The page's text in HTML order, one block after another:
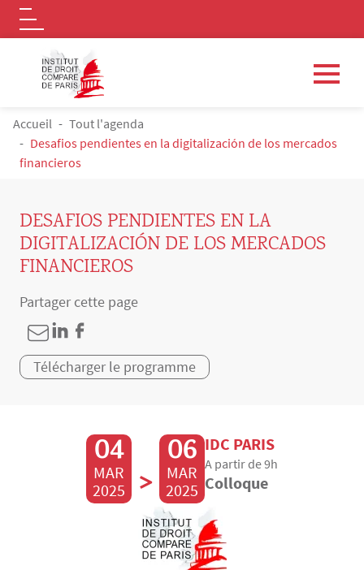
Aller au contenu principal
Logo
FIL D'ARIANE
Accueil
Tout l'agenda
Desafios pendientes en la digitalización de los mercados
financieros
DESAFIOS PENDIENTES EN LA
DIGITALIZACIÓN DE LOS MERCADOS
FINANCIEROS
Partager cette page
Télécharger le programme
04
MAR
2025
>
06
MAR
2025
IDC PARIS
A partir de 9h
Colloque